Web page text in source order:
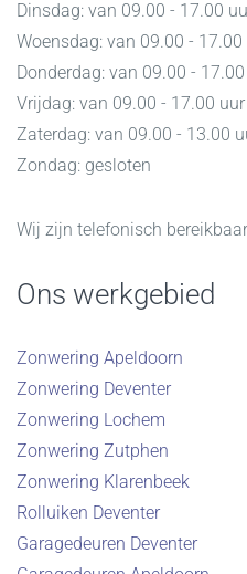
Dinsdag: van 09.00 - 17.00
Woensdag: van 09.00 - 17.00
Donderdag: van 09.00 -
Vrijdag: van 09.00 - 17.00 uur
Zaterdag: van 09.00 - 13.00
Zondag: gesloten
Wij zijn telefonisch
Ons werkgebied
Zonwering Apeldoorn
Zonwering Deventer
Zonwering Lochem
Zonwering Zutphen
Zonwering Klarenbeek
Rolluiken Deventer
Garagedeuren Deventer